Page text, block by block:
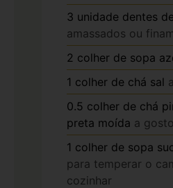
3 unidade dentes
amassados ou
2 colher de sopa
1 colher de chá sal
0.5 colher de chá
preta moída a gosto
1 colher de sopa
para temperar o
cozinhar